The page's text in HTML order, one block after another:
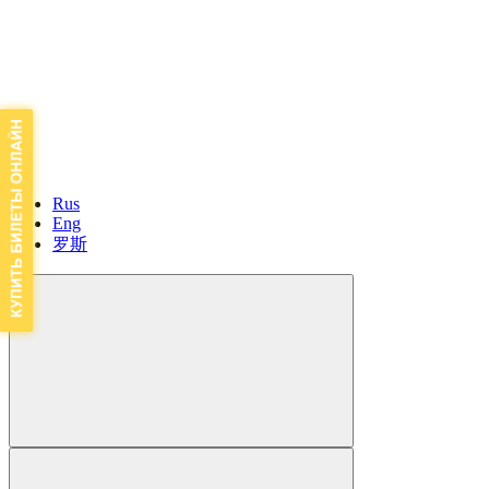
Rus
Eng
罗斯